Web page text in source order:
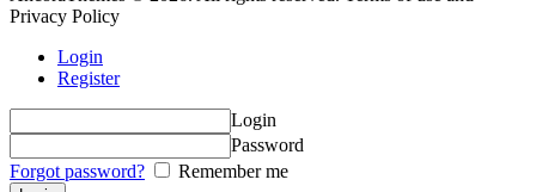
Privacy Policy
Login
Register
Login
Password
Forgot password?
Remember me